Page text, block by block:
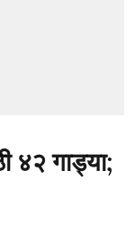
४२ गाड्या;